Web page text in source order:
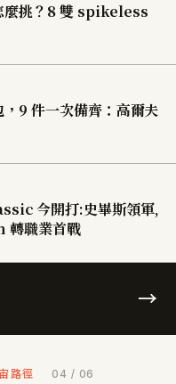
麼挑？8 雙 spikeless
9 件一次備齊：高爾夫
今開打:史畢斯領軍,
轉職業首戰
→
路徑 04 / 06